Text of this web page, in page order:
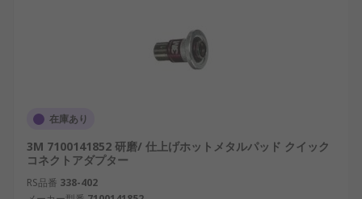
在庫あり
3M 7100141852 研磨/ 仕上げホットメタルパッド クイック
コネクトアダプター
RS品番 338-402